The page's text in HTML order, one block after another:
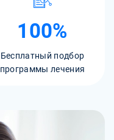
100%
Бесплатный подбор
программы лечения